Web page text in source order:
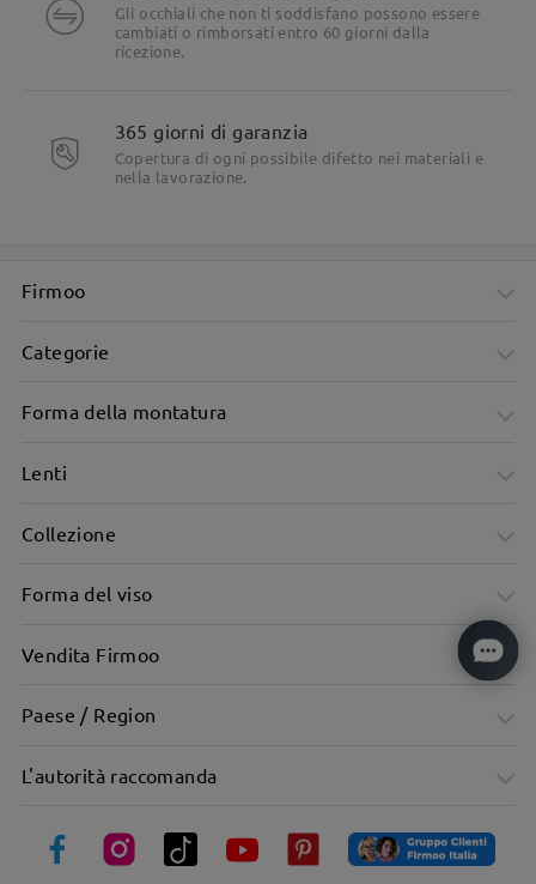
Gli occhiali che non ti soddisfano possono essere
cambiati o rimborsati entro 60 giorni dalla
ricezione.
365 giorni di garanzia
Copertura di ogni possibile difetto nei materiali e
nella lavorazione.
Firmoo
Categorie
Forma della montatura
Lenti
Collezione
Forma del viso
Vendita Firmoo
Paese / Region
L'autorità raccomanda